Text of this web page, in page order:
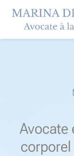
content
Avocate